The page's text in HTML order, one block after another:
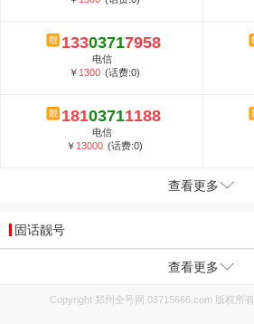
13303717958
电信
￥ 1300 (话费:0)
18103711188
电信
￥ 13000 (话费:0)
查看更多
固话靓号
查看更多
Copyright 郑州全号网 03715666.com 版权所有